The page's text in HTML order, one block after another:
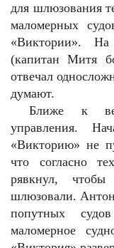
для шлюзования
маломерных
«Виктории».
(капитан Митя
отвечал
думают.
Ближе к
управления.
«Викторию» не
что согласно
рявкнул,
шлюзовали.
попутных
маломерное